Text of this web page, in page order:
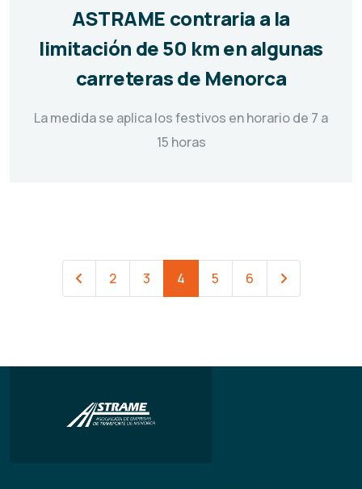
ASTRAME contraria a la
limitación de 50 km en algunas
carreteras de Menorca
La medida se aplica los festivos en horario de 7 a
15 horas
2 3 4 5 6